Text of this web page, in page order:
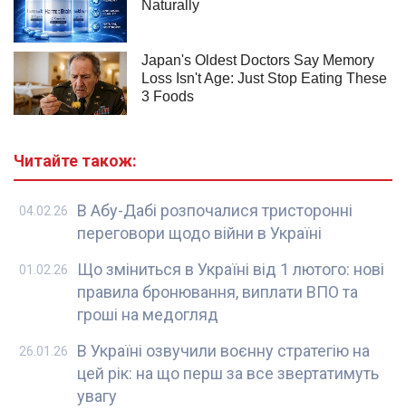
Читайте також:
В Абу-Дабі розпочалися тристоронні
переговори щодо війни в Україні
04.02.26
Що зміниться в Україні від 1 лютого: нові
правила бронювання, виплати ВПО та
гроші на медогляд
01.02.26
В Україні озвучили воєнну стратегію на
цей рік: на що перш за все звертатимуть
увагу
26.01.26